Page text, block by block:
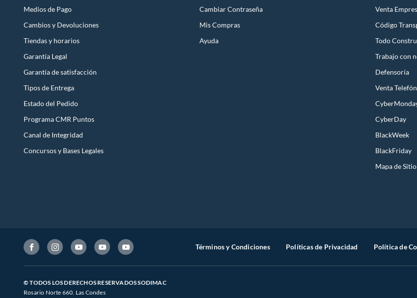
Medios de Pago
Cambios y Devoluciones
Tiendas y horarios
Garantía Legal
Garantía de satisfacción
Tipos de Entrega
Estado del Pedido
Programa CMR Puntos
Canal de Integridad
Concursos y Bases Legales
Cambiar Contraseña
Mis Compras
Ayuda
Venta
Código
Todo
Trabajo con
Defensoría
Venta
CyberDay
BlackWeek
BlackFriday
Mapa de Sitio
Términos y Condiciones Políticas de Privacidad Política de
© TODOS LOS DERECHOS RESERVADOS SODIMAC
Rosario Norte 660. Las Condes